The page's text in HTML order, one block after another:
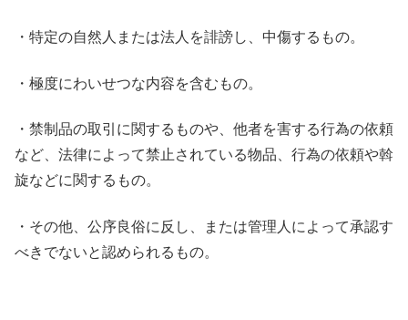
・特定の自然人または法人を誹謗し、中傷するもの。
・極度にわいせつな内容を含むもの。
・禁制品の取引に関するものや、他者を害する行為の依頼
など、法律によって禁止されている物品、行為の依頼や斡
旋などに関するもの。
・その他、公序良俗に反し、または管理人によって承認す
べきでないと認められるもの。